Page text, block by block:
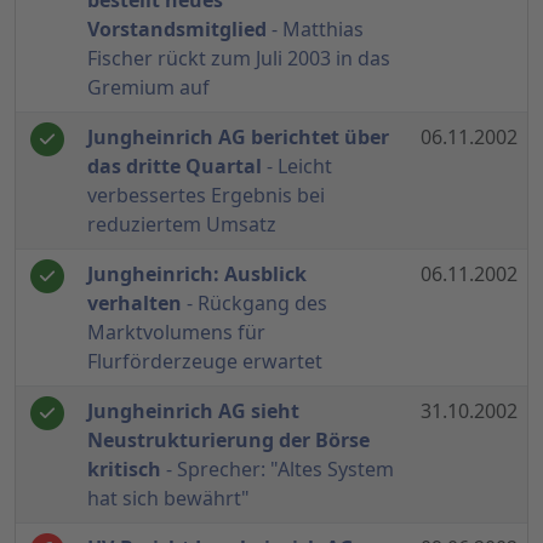
Vorstandsmitglied - Matthias
Fischer rückt zum Juli 2003 in das
Gremium auf
Jungheinrich AG berichtet über
das dritte Quartal - Leicht
verbessertes Ergebnis bei
reduziertem Umsatz
06.11.2002
Jungheinrich: Ausblick
verhalten - Rückgang des
Marktvolumens für
Flurförderzeuge erwartet
06.11.2002
Jungheinrich AG sieht
Neustrukturierung der Börse
kritisch - Sprecher: "Altes System
hat sich bewährt"
31.10.2002